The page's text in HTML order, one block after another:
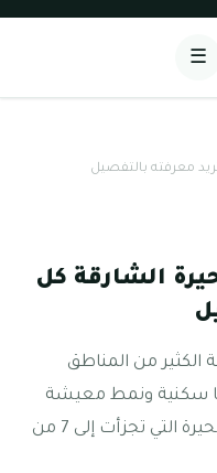
☰
معرفته بالتفصيل
الشارقة كل
الكثير من المناطق
سكنية ونمط معيشة
متكاملة ورائع، ومن بينها ضاحية الحيرة التي تجزأت إلى 7 من